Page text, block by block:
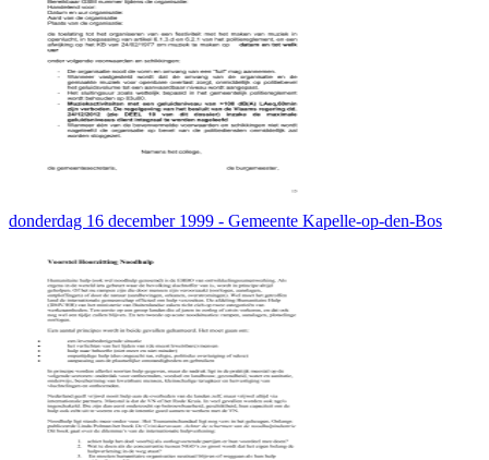
donderdag 16 december 1999 - Gemeente Kapelle-op-den-Bos